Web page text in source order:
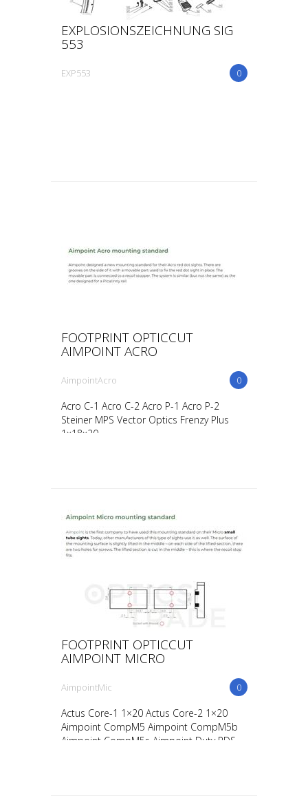
EXPLOSIONSZEICHNUNG SIG
553
0
EXP553
FOOTPRINT OPTICCUT
AIMPOINT ACRO
0
AimpointAcro
Acro C-1 Acro C-2 Acro P-1 Acro P-2
Steiner MPS Vector Optics Frenzy Plus
1x18x20
FOOTPRINT OPTICCUT
AIMPOINT MICRO
0
AimpointMic
Actus Core-1 1×20 Actus Core-2 1×20
Aimpoint CompM5 Aimpoint CompM5b
Aimpoint CompM5s Aimpoint Duty RDS